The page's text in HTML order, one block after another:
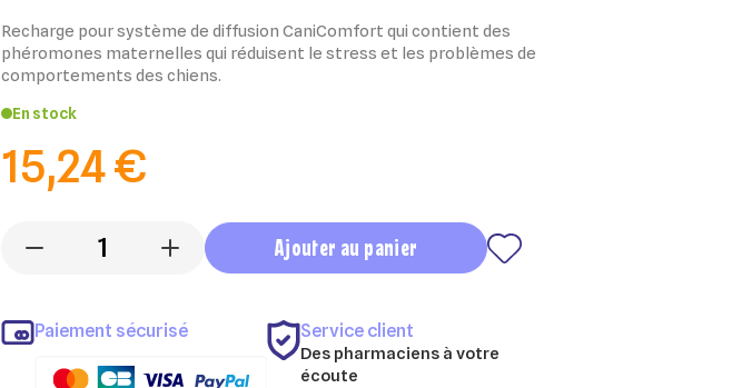
Recharge pour système de diffusion CaniComfort qui contient des
phéromones maternelles qui réduisent le stress et les problèmes de
comportements des chiens.
En stock
15,24 €
- + Ajouter au panier
Paiement sécurisé Service client
Des pharmaciens à votre
écoute